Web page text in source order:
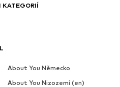
KATEGORIÍ
About You Německo
About You Nizozemí (en)